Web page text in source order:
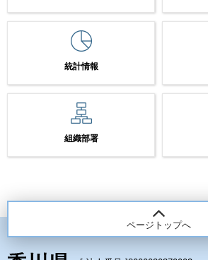
統計情報
組織部署
ページトップへ